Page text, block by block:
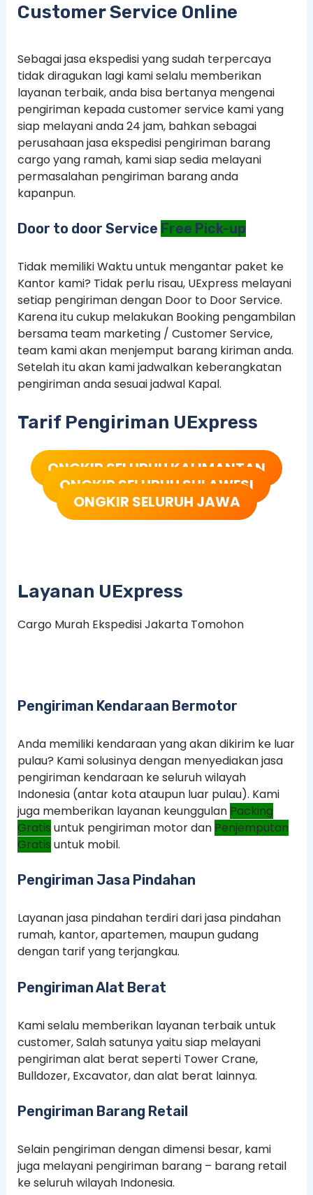
Customer Service Online
Sebagai jasa ekspedisi yang sudah terpercaya
tidak diragukan lagi kami selalu memberikan
layanan terbaik, anda bisa bertanya mengenai
pengiriman kepada customer service kami yang
siap melayani anda 24 jam, bahkan sebagai
perusahaan jasa ekspedisi pengiriman barang
cargo yang ramah, kami siap sedia melayani
permasalahan pengiriman barang anda
kapanpun.
Door to door Service Free Pick-up
Tidak memiliki Waktu untuk mengantar paket ke
Kantor kami? Tidak perlu risau, UExpress melayani
setiap pengiriman dengan Door to Door Service.
Karena itu cukup melakukan Booking pengambilan
bersama team marketing / Customer Service,
team kami akan menjemput barang kiriman anda.
Setelah itu akan kami jadwalkan keberangkatan
pengiriman anda sesuai jadwal Kapal.
Tarif Pengiriman UExpress
ONGKIR SELURUH KALIMANTAN
ONGKIR SELURUH SULAWESI
ONGKIR SELURUH JAWA
Layanan UExpress
Cargo Murah Ekspedisi Jakarta Tomohon
Pengiriman Kendaraan Bermotor
Anda memiliki kendaraan yang akan dikirim ke luar
pulau? Kami solusinya dengan menyediakan jasa
pengiriman kendaraan ke seluruh wilayah
Indonesia (antar kota ataupun luar pulau). Kami
juga memberikan layanan keunggulan Packing
Gratis untuk pengiriman motor dan Penjemputan
Gratis untuk mobil.
Pengiriman Jasa Pindahan
Layanan jasa pindahan terdiri dari jasa pindahan
rumah, kantor, apartemen, maupun gudang
dengan tarif yang terjangkau.
Pengiriman Alat Berat
Kami selalu memberikan layanan terbaik untuk
customer, Salah satunya yaitu siap melayani
pengiriman alat berat seperti Tower Crane,
Bulldozer, Excavator, dan alat berat lainnya.
Pengiriman Barang Retail
Selain pengiriman dengan dimensi besar, kami
juga melayani pengiriman barang – barang retail
ke seluruh wilayah Indonesia.